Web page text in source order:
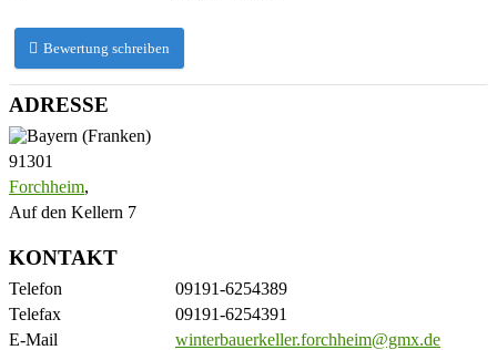
Bewertung schreiben
ADRESSE
91301
Forchheim,
Auf den Kellern 7
KONTAKT
Telefon
09191-6254389
Telefax
09191-6254391
E-Mail
winterbauerkeller.forchheim@gmx.de